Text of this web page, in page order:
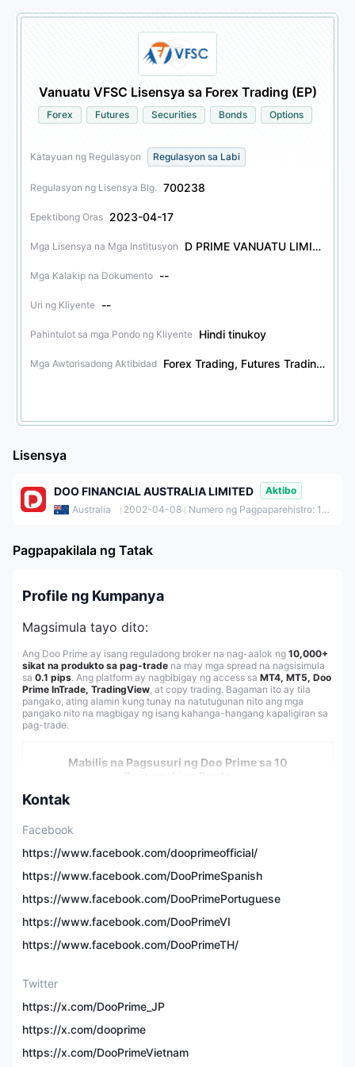
Vanuatu VFSC Lisensya sa Forex Trading (EP)
Forex Futures Securities Bonds Options
Katayuan ng Regulasyon Regulasyon sa Labi
Regulasyon ng Lisensya Blg. 700238
Epektibong Oras 2023-04-17
Mga Lisensya na Mga Institusyon D PRIME VANUATU LIMITED
Mga Kalakip na Dokumento --
Uri ng Kliyente --
Pahintulot sa mga Pondo ng Kliyente Hindi tinukoy
Mga Awtorisadong Aktibidad Forex Trading, Futures Trading, Securities Trading, Bond Trading, Options Trading
Lisensya
DOO FINANCIAL AUSTRALIA LIMITED
Aktibo
Australia
2002-04-08 Numero ng Pagpaparehistro: 100139820
Pagpapakilala ng Tatak
Profile ng Kumpanya
Magsimula tayo dito:
Ang Doo Prime ay isang reguladong broker na nag-aalok ng 10,000+
sikat na produkto sa pag-trade na may mga spread na nagsisimula
sa 0.1 pips. Ang platform ay nagbibigay ng access sa MT4, MT5, Doo
Prime InTrade, TradingView, at copy trading. Bagaman ito ay tila
pangako, ating alamin kung tunay na natutugunan nito ang mga
pangako nito na magbigay ng isang kahanga-hangang kapaligiran sa
pag-trade.
Mabilis na Pagsusuri ng Doo Prime sa 10
Regulado ng
FSA (Offshore), FINRA,
LFSA, VFSC (Offshore),
ASIC
Taon ng Pagkakatatag
Instrumento sa Pag-
Minimum na Unang
Kontak
Facebook
https://www.facebook.com/dooprimeofficial/
https://www.facebook.com/DooPrimeSpanish
https://www.facebook.com/DooPrimePortuguese
https://www.facebook.com/DooPrimeVI
https://www.facebook.com/DooPrimeTH/
Twitter
https://x.com/DooPrime_JP
https://x.com/dooprime
https://x.com/DooPrimeVietnam